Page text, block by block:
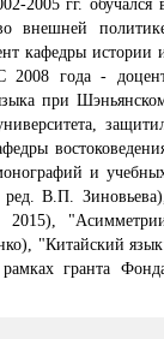
2005 гг. обучался
внешней
кафедры истории
С 2008 года -
при
и
В.П. Зиновьева),
2015),
"Китайский
гранта